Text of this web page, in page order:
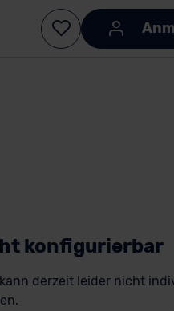
konfigurierbar
derzeit leider nicht